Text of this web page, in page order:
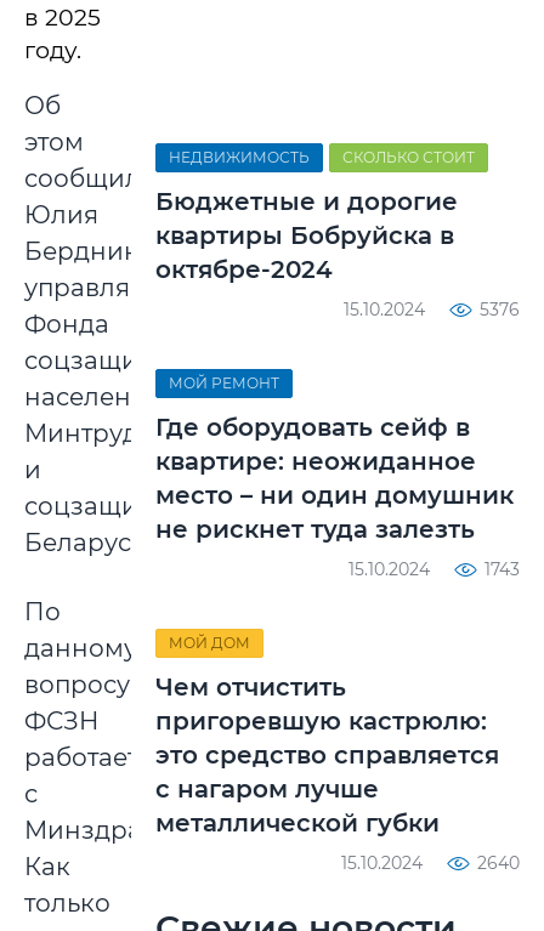
в 2025
году.
Об
этом
сообщила
Юлия
Бердникова,
управляющий
Фонда
соцзащиты
населения
Минтруда
и
соцзащиты
Беларуси.
По
данному
вопросу
ФСЗН
работает
с
Минздравом.
Как
только
НЕДВИЖИМОСТЬ СКОЛЬКО СТОИТ
Бюджетные и дорогие
квартиры Бобруйска в
октябре-2024
15.10.2024 5376
МОЙ РЕМОНТ
Где оборудовать сейф в
квартире: неожиданное
место – ни один домушник
не рискнет туда залезть
15.10.2024 1743
МОЙ ДОМ
Чем отчистить
пригоревшую кастрюлю:
это средство справляется
с нагаром лучше
металлической губки
15.10.2024 2640